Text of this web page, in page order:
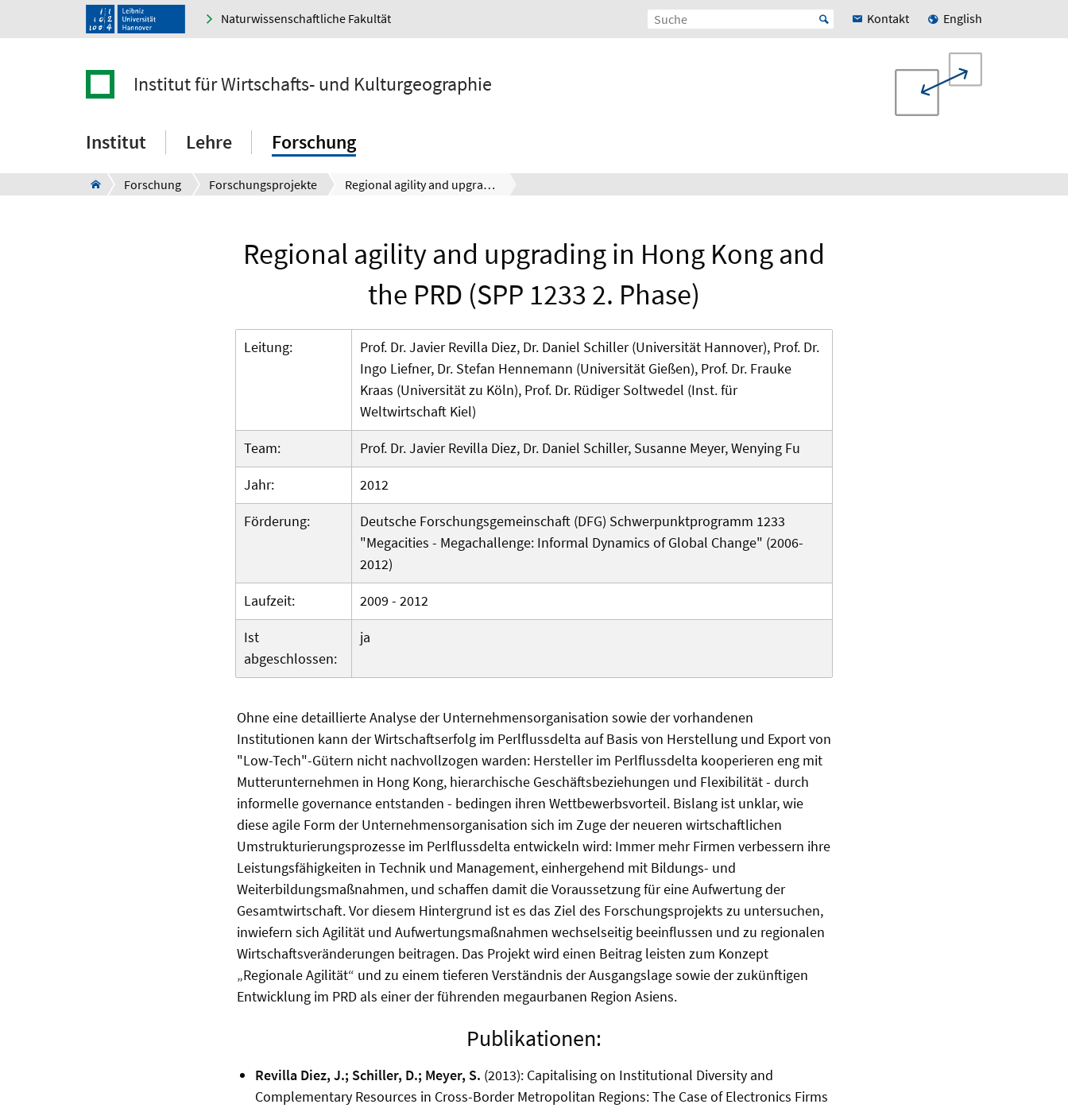
Naturwissenschaftliche Fakultät Kontakt English
Institut für Wirtschafts- und Kulturgeographie
Institut Lehre Forschung
Forschung Forschungsprojekte Regional agility and upgrading in Hong Kong and the PRD (SPP 1233 2. Phase)
Regional agility and upgrading in Hong Kong and
the PRD (SPP 1233 2. Phase)
Leitung:
Prof. Dr. Javier Revilla Diez, Dr. Daniel Schiller (Universität Hannover), Prof. Dr.
Ingo Liefner, Dr. Stefan Hennemann (Universität Gießen), Prof. Dr. Frauke
Kraas (Universität zu Köln), Prof. Dr. Rüdiger Soltwedel (Inst. für
Weltwirtschaft Kiel)
Team:
Prof. Dr. Javier Revilla Diez, Dr. Daniel Schiller, Susanne Meyer, Wenying Fu
Jahr:
2012
Förderung:
Deutsche Forschungsgemeinschaft (DFG) Schwerpunktprogramm 1233
"Megacities - Megachallenge: Informal Dynamics of Global Change" (2006-
2012)
Laufzeit:
2009 - 2012
Ist
abgeschlossen:
ja
Ohne eine detaillierte Analyse der Unternehmensorganisation sowie der vorhandenen
Institutionen kann der Wirtschaftserfolg im Perlflussdelta auf Basis von Herstellung und Export von
"Low-Tech"-Gütern nicht nachvollzogen warden: Hersteller im Perlflussdelta kooperieren eng mit
Mutterunternehmen in Hong Kong, hierarchische Geschäftsbeziehungen und Flexibilität - durch
informelle governance entstanden - bedingen ihren Wettbewerbsvorteil. Bislang ist unklar, wie
diese agile Form der Unternehmensorganisation sich im Zuge der neueren wirtschaftlichen
Umstrukturierungsprozesse im Perlflussdelta entwickeln wird: Immer mehr Firmen verbessern ihre
Leistungsfähigkeiten in Technik und Management, einhergehend mit Bildungs- und
Weiterbildungsmaßnahmen, und schaffen damit die Voraussetzung für eine Aufwertung der
Gesamtwirtschaft. Vor diesem Hintergrund ist es das Ziel des Forschungsprojekts zu untersuchen,
inwiefern sich Agilität und Aufwertungsmaßnahmen wechselseitig beeinflussen und zu regionalen
Wirtschaftsveränderungen beitragen. Das Projekt wird einen Beitrag leisten zum Konzept
„Regionale Agilität“ und zu einem tieferen Verständnis der Ausgangslage sowie der zukünftigen
Entwicklung im PRD als einer der führenden megaurbanen Region Asiens.
Publikationen:
Revilla Diez, J.; Schiller, D.; Meyer, S. (2013): Capitalising on Institutional Diversity and
Complementary Resources in Cross-Border Metropolitan Regions: The Case of Electronics Firms